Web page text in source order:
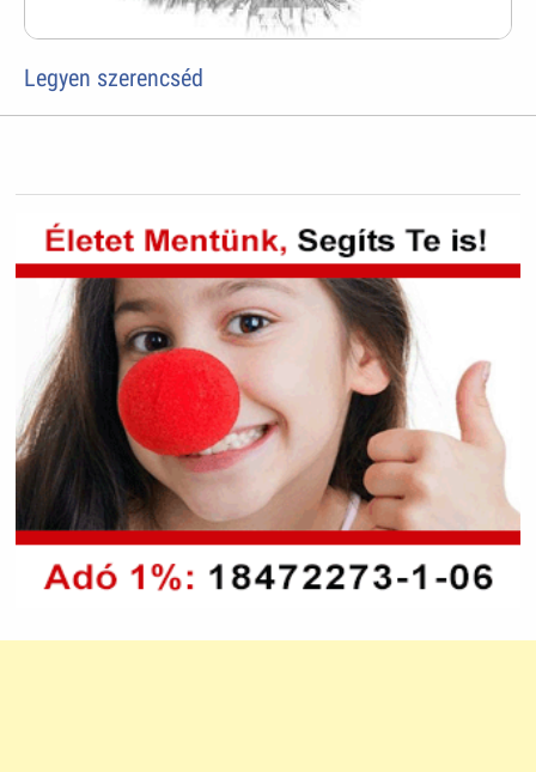
Legyen szerencséd